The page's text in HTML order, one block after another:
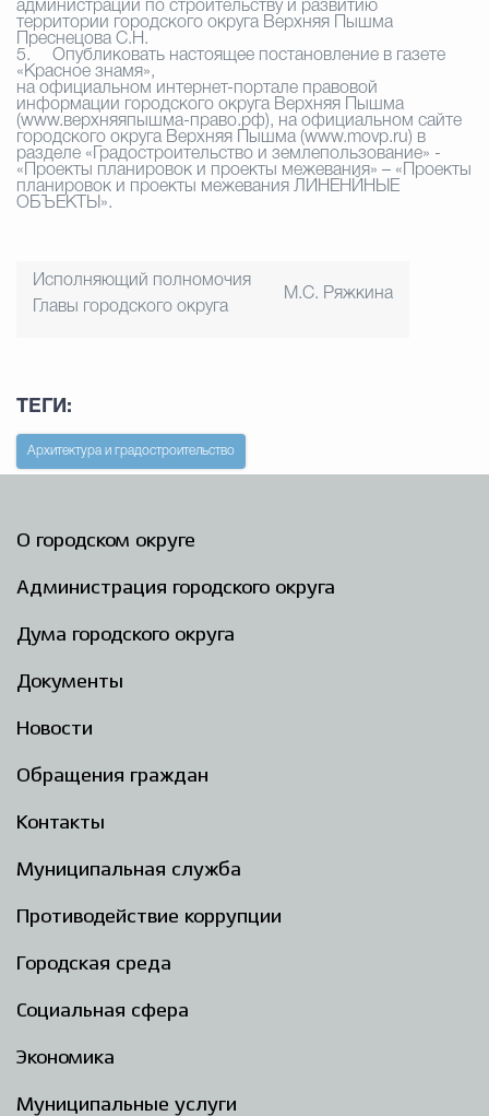
администрации по строительству и развитию
территории городского округа Верхняя Пышма
Преснецова С.Н.
5.
Опубликовать настоящее постановление в газете
«Красное знамя»,
на официальном интернет-портале правовой
информации городского округа Верхняя Пышма
(www.верхняяпышма-право.рф), на официальном сайте
городского округа Верхняя Пышма (www.movp.ru) в
разделе «Градостроительство и землепользование» -
«Проекты планировок и проекты межевания» – «Проекты
планировок и проекты межевания ЛИНЕНЙНЫЕ
ОБЪЕКТЫ».
Исполняющий полномочия
Главы городского округа
М.С. Ряжкина
ТЕГИ:
Архитектура и градостроительство
О городском округе
Администрация городского округа
Дума городского округа
Документы
Новости
Обращения граждан
Контакты
Муниципальная служба
Противодействие коррупции
Городская среда
Социальная сфера
Экономика
Муниципальные услуги